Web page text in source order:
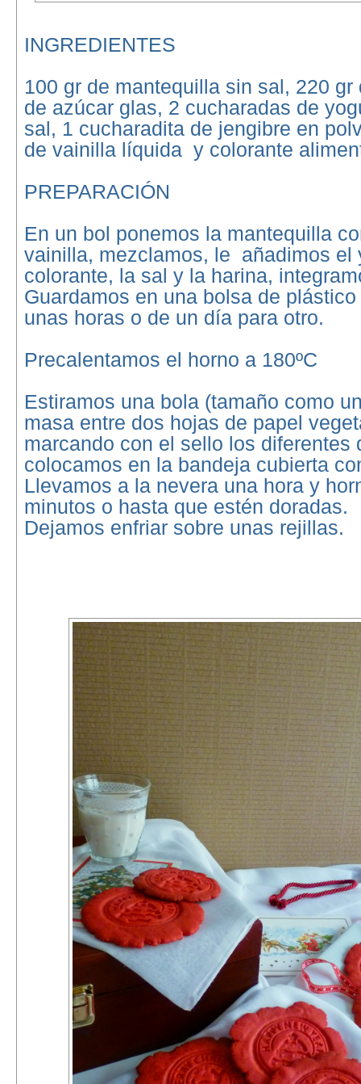
INGREDIENTES
100 gr de mantequilla sin sal, 220 gr
de azúcar glas, 2 cucharadas de
sal, 1 cucharadita de jengibre en
de vainilla líquida y colorante
PREPARACIÓN
En un bol ponemos la mantequilla
vainilla, mezclamos, le añadimos el
colorante, la sal y la harina,
Guardamos en una bolsa de
unas horas o de un día para otro.
Precalentamos el horno a 180ºC
Estiramos una bola (tamaño como
masa entre dos hojas de papel
marcando con el sello los diferentes
colocamos en la bandeja cubierta
Llevamos a la nevera una hora y
minutos o hasta que estén doradas.
Dejamos enfriar sobre unas rejillas.